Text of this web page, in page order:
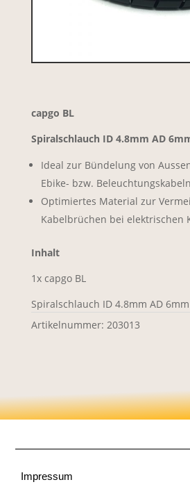
capgo BL
Spiralschlauch ID 4.8mm AD
Ideal zur Bündelung von
Ebike- bzw. Beleuchtungskabeln
Optimiertes Material zur
Kabelbrüchen bei elektrischen
Inhalt
1x capgo BL
Spiralschlauch ID 4.8mm AD
Artikelnummer: 203013
Impressum